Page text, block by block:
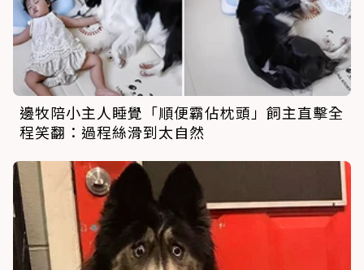
邊牧陪小主人睡覺「順便霸佔枕頭」飼主直擊全
程笑翻：過程絲滑到太自然